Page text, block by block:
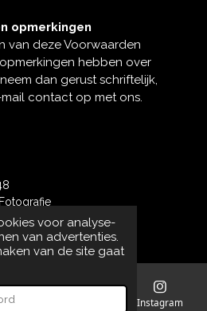
voor analyse-
van advertenties.
van de site gaat
opmerkingen
van deze Voorwaarden
hebben over
dan gerust schriftelijk,
contact op met ons.
Instagram